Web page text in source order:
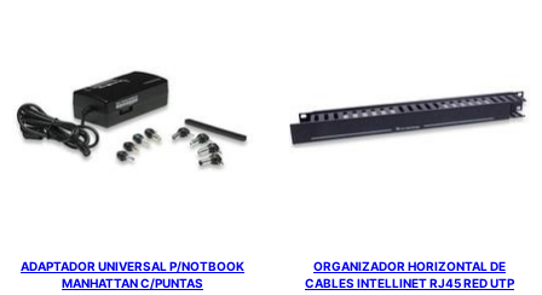
ADAPTADOR UNIVERSAL P/NOTBOOK
MANHATTAN C/PUNTAS
ORGANIZADOR HORIZONTAL DE
CABLES INTELLINET RJ45 RED UTP